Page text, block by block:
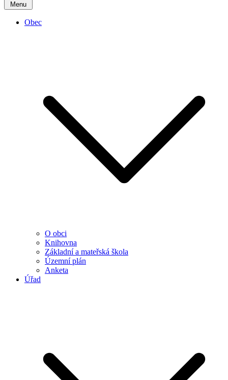
Menu
Obec
O obci
Knihovna
Základní a mateřská škola
Územní plán
Anketa
Úřad